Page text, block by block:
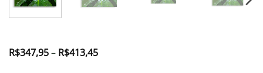
R$347,95– R$413,45Faixa